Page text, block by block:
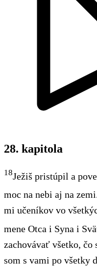
28. kapitola
18Ježiš pristúpil a
moc na nebi aj na
mi učeníkov vo
mene Otca i Syna i
zachovávať všetko,
som s vami po všetky